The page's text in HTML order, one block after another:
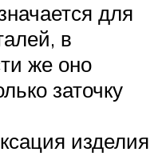
для
в
же оно
заточку
изделия